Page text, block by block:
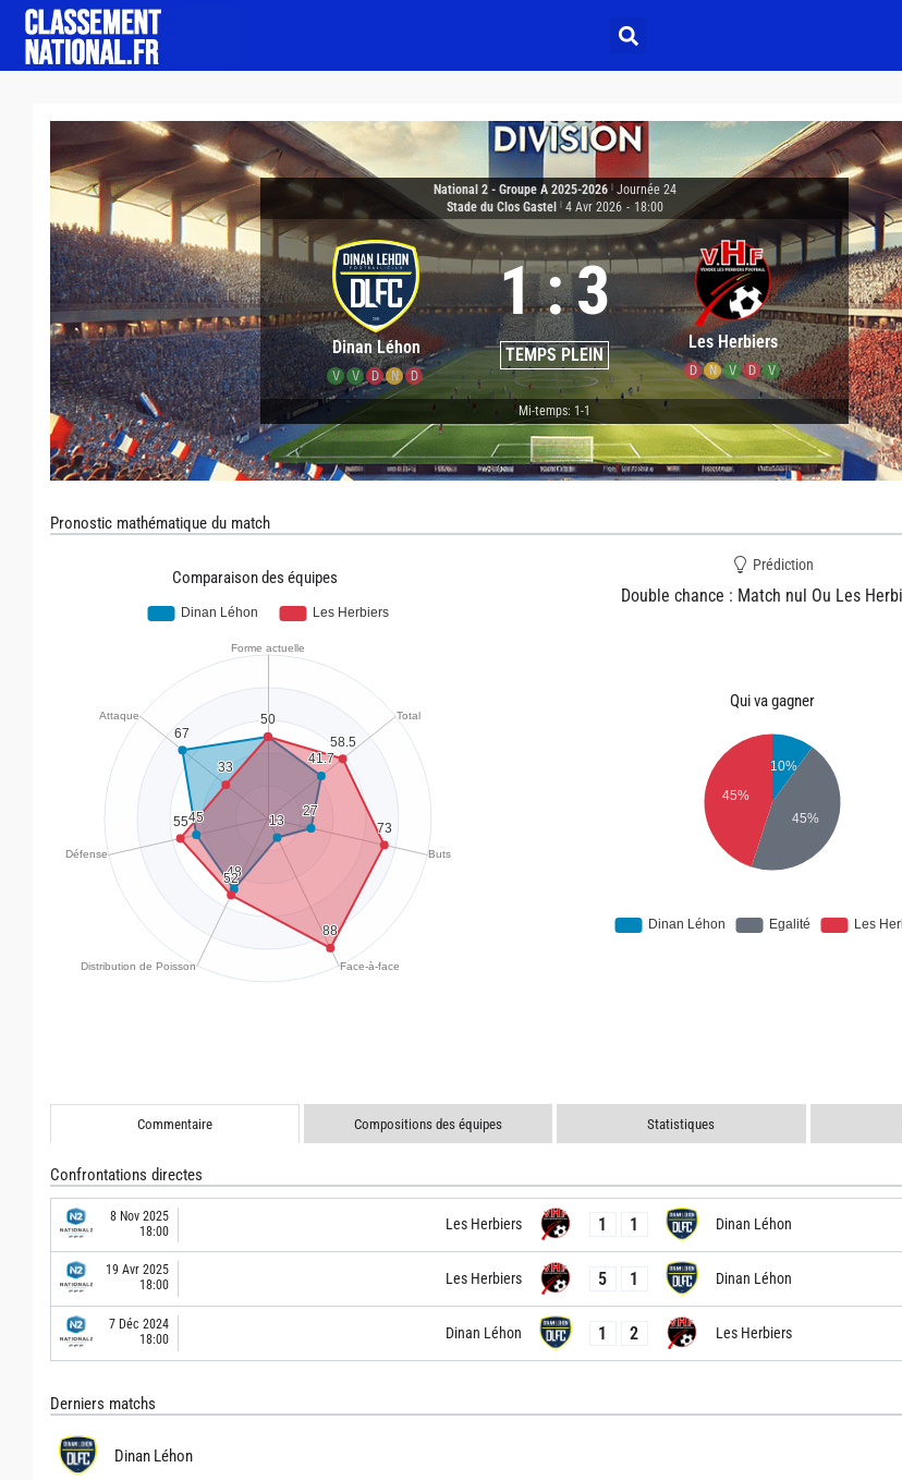
National 2 - Groupe A 2025-2026
Journée 24
Stade du Clos Gastel
4 Avr 2026 - 18:00
Dinan Léhon
V V D N D
1:3
TEMPS PLEIN
Les Herbiers
D N V D V
Mi-temps: 1-1
Pronostic mathématique du match
Comparaison des équipes
Prédiction
Double chance : Match nul Ou Les
Qui va gagner
Commentaire Compositions des équipes Statistiques
Confrontations directes
8 Nov 2025
18:00
Les Herbiers 1 1 Dinan Léhon
19 Avr 2025
18:00
Les Herbiers 5 1 Dinan Léhon
7 Déc 2024
18:00
Dinan Léhon 1 2 Les Herbiers
Derniers matchs
Dinan Léhon